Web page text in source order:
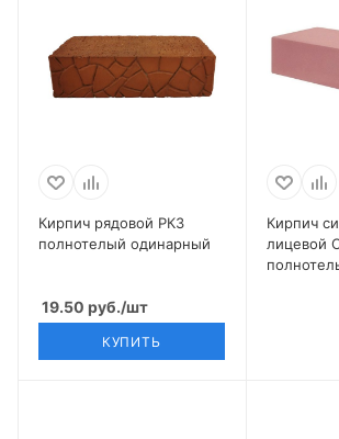
Кирпич рядовой РКЗ
полнотелый одинарный
19.50 руб./шт
КУПИТЬ
Кирпич
лицевой